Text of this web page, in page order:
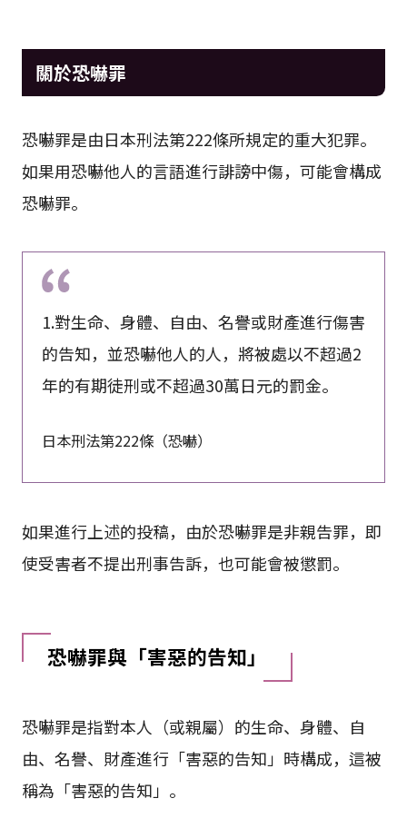
關於恐嚇罪
恐嚇罪是由日本刑法第222條所規定的重大犯罪。
如果用恐嚇他人的言語進行誹謗中傷，可能會構成
恐嚇罪。
1.對生命、身體、自由、名譽或財產進行傷害
的告知，並恐嚇他人的人，將被處以不超過2
年的有期徒刑或不超過30萬日元的罰金。
日本刑法第222條（恐嚇）
如果進行上述的投稿，由於恐嚇罪是非親告罪，即
使受害者不提出刑事告訴，也可能會被懲罰。
恐嚇罪與「害惡的告知」
恐嚇罪是指對本人（或親屬）的生命、身體、自
由、名譽、財產進行「害惡的告知」時構成，這被
稱為「害惡的告知」。